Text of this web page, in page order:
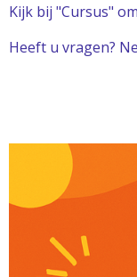
Kijk bij "Cursus"
Heeft u vragen?